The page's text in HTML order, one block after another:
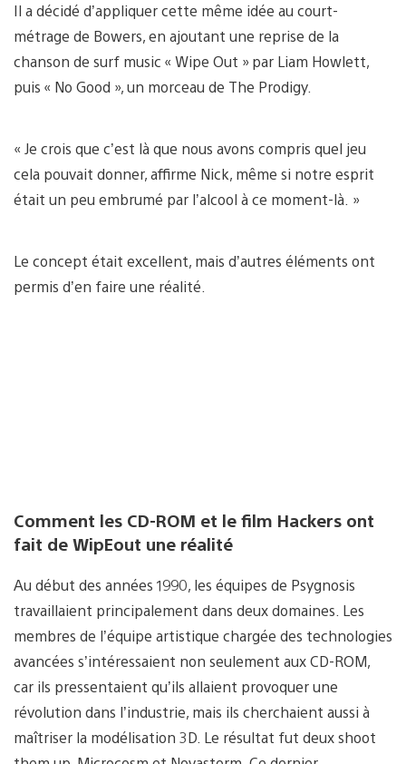
Il a décidé d’appliquer cette même idée au court-
métrage de Bowers, en ajoutant une reprise de la
chanson de surf music « Wipe Out » par Liam Howlett,
puis « No Good », un morceau de The Prodigy.
« Je crois que c’est là que nous avons compris quel jeu
cela pouvait donner, affirme Nick, même si notre esprit
était un peu embrumé par l’alcool à ce moment-là. »
Le concept était excellent, mais d’autres éléments ont
permis d’en faire une réalité.
Comment les CD-ROM et le film Hackers ont
fait de WipEout une réalité
Au début des années 1990, les équipes de Psygnosis
travaillaient principalement dans deux domaines. Les
membres de l’équipe artistique chargée des technologies
avancées s’intéressaient non seulement aux CD-ROM,
car ils pressentaient qu’ils allaient provoquer une
révolution dans l’industrie, mais ils cherchaient aussi à
maîtriser la modélisation 3D. Le résultat fut deux shoot